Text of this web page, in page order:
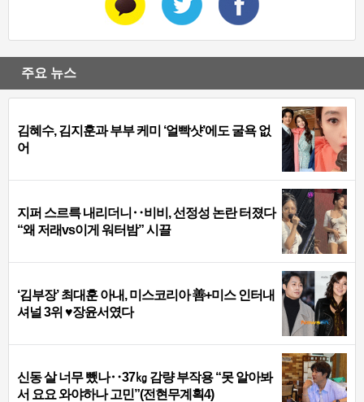
주요 뉴스
김혜수, 김지훈과 부부 케미 ‘얼빡샷’에도 굴욕 없
어
지퍼 스르륵 내리더니‥비비, 선정성 논란 터졌다
“왜 저래vs이게 워터밤” 시끌
‘김부장’ 최대훈 아내, 미스코리아 善+미스 인터내
셔널 3위 ♥장윤서였다
신동 살 너무 뺐나‥37㎏ 감량 부작용 “못 알아봐
서 요요 와야하나 고민”(전현무계획4)